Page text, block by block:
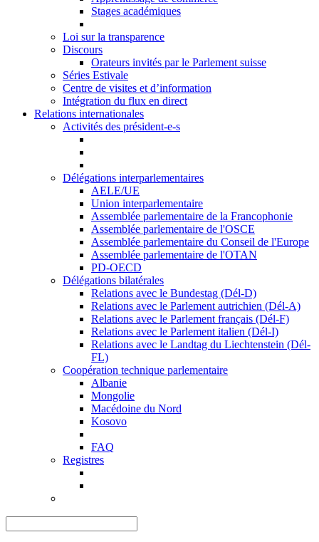
Stages académiques
Loi sur la transparence
Discours
Orateurs invités par le Parlement suisse
Séries Estivale
Centre de visites et d’information
Intégration du flux en direct
Relations internationales
Activités des président-e-s
Délégations interparlementaires
AELE/UE
Union interparlementaire
Assemblée parlementaire de la Francophonie
Assemblée parlementaire de l'OSCE
Assemblée parlementaire du Conseil de l'Europe
Assemblée parlementaire de l'OTAN
PD-OECD
Délégations bilatérales
Relations avec le Bundestag (Dél-D)
Relations avec le Parlement autrichien (Dél-A)
Relations avec le Parlement français (Dél-F)
Relations avec le Parlement italien (Dél-I)
Relations avec le Landtag du Liechtenstein (Dél-
FL)
Coopération technique parlementaire
Albanie
Mongolie
Macédoine du Nord
Kosovo
FAQ
Registres